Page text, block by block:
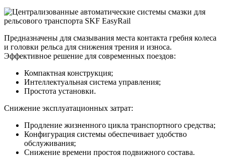
Предназначены для смазывания места контакта гребня колеса
и головки рельса для снижения трения и износа.
Эффективное решение для современных поездов:
Компактная конструкция;
Интеллектуальная система управления;
Простота установки.
Снижение эксплуатационных затрат:
Продление жизненного цикла транспортного средства;
Конфигурация системы обеспечивает удобство
обслуживания;
Снижение времени простоя подвижного состава.